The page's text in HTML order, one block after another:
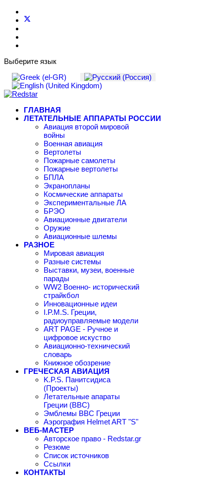
Выберите язык
ГЛАВНАЯ
ЛЕТАТЕЛЬНЫЕ АППАРАТЫ РОССИИ
Авиация второй мировой
войны
Военная авиация
Вертолеты
Пожарные самолеты
Пожарные вертолеты
БПЛА
Экранопланы
Космические аппараты
Экспериментальные ЛА
БРЭО
Авиационные двигатели
Оружие
Авиационные шлемы
РАЗНОЕ
Мировая авиация
Разные системы
Выставки, музеи, военные
парады
WW2 Военно- исторический
страйкбол
Инновационные идеи
I.P.M.S. Греции,
радиоуправляемые модели
ART PAGE - Ручное и
цифровое искуство
Авиационно-технический
словарь
Книжное обозрение
ГРЕЧЕСКАЯ АВИАЦИЯ
K.P.S. Панитсидиса
(Проекты)
Летательные апараты
Греции (ВВС)
Эмблемы ВВС Греции
Аэрография Helmet ART "S"
ВЕБ-МАСТЕР
Авторское право - Redstar.gr
Резюме
Список источников
Ссылки
КОНТАКТЫ